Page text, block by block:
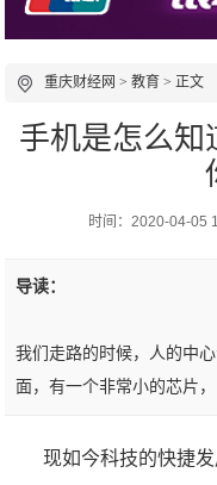
重庆财经网 >教育 > 正文
手机是怎么知
时间：2020-04-05
导读：
我们走路的时候，人的中
面，有一个非常小的芯片
现如今科技的快捷